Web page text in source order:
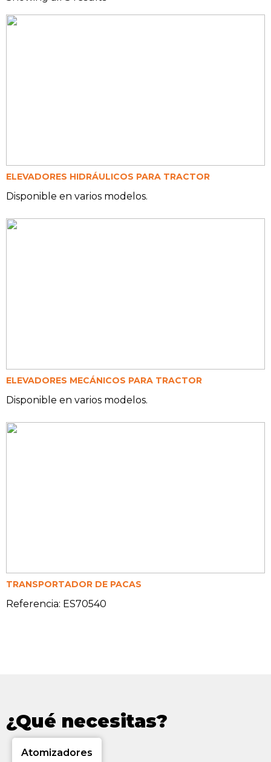
ELEVADORES HIDRÁULICOS PARA TRACTOR
Disponible en varios modelos.
ELEVADORES MECÁNICOS PARA TRACTOR
Disponible en varios modelos.
TRANSPORTADOR DE PACAS
Referencia: ES70540
¿Qué necesitas?
Atomizadores